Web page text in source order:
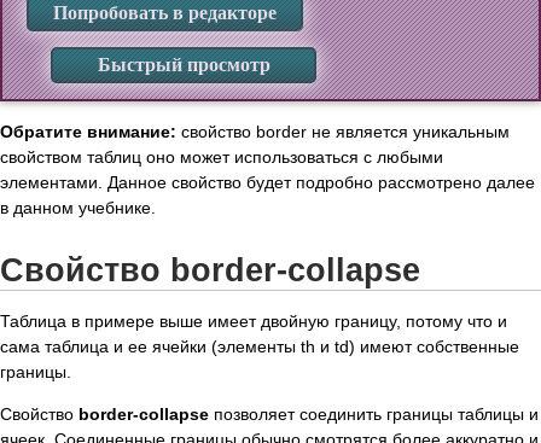
Попробовать в редакторе
Быстрый просмотр
Обратите внимание: свойство border не является уникальным
свойством таблиц оно может использоваться с любыми
элементами. Данное свойство будет подробно рассмотрено далее
в данном учебнике.
Свойство border-collapse
Таблица в примере выше имеет двойную границу, потому что и
сама таблица и ее ячейки (элементы th и td) имеют собственные
границы.
Свойство border-collapse позволяет соединить границы таблицы и